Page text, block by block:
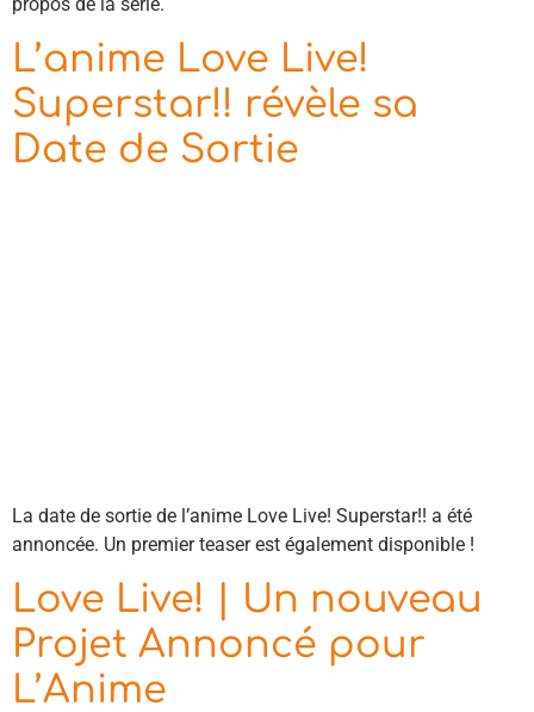
L’anime Love Live!
Superstar!! révèle sa
Date de Sortie
La date de sortie de l’anime Love Live! Superstar!! a été
annoncée. Un premier teaser est également disponible !
Love Live! | Un nouveau
Projet Annoncé pour
L’Anime